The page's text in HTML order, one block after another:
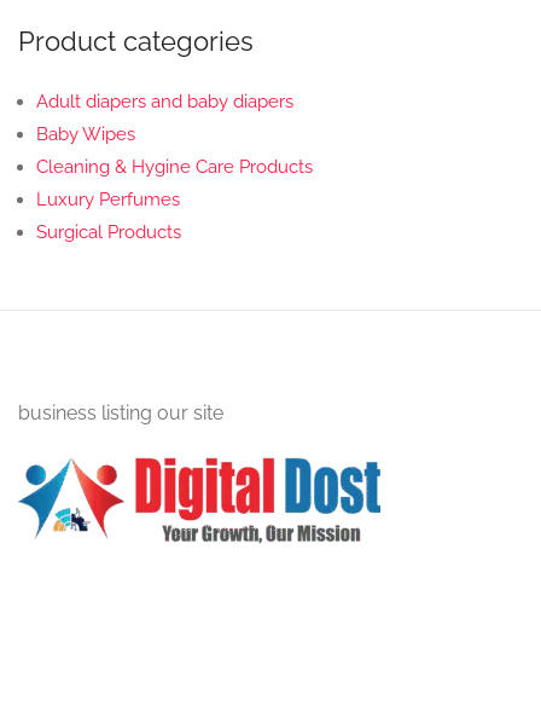
Product categories
Adult diapers and baby diapers
Baby Wipes
Cleaning & Hygine Care Products
Luxury Perfumes
Surgical Products
business listing our site